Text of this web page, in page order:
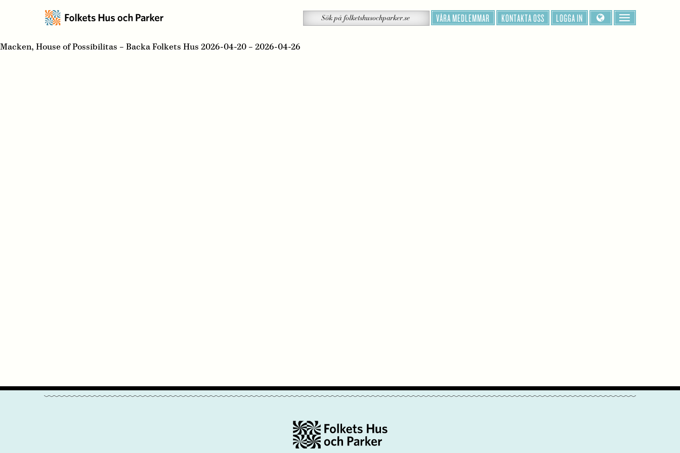
på
Sök VÅRA MEDLEMMAR KONTAKTA OSS LOGGA IN
Macken, House of Possibilitas – Backa Folkets Hus 2026-04-20 – 2026-04-26